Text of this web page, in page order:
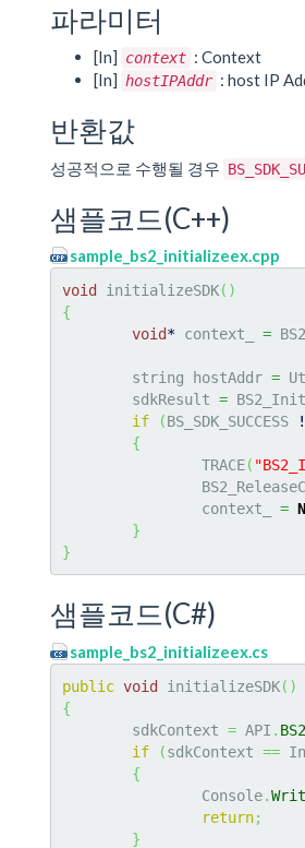
파라미터
[In] context : Context
[In] hostIPAddr : host IP
반환값
성공적으로 수행될 경우
샘플코드(C++)
sample_bs2_initializeex.cpp
void initializeSDK( )
{
void* context_ =
	string hostAddr
=
	sdkResult
=
if
(BS_SDK_SUCCESS !
{
		TRACE
(
		context_
=
}
}
샘플코드(C#)
sample_bs2_initializeex.cs
public void initializeSDK( )
{
	sdkContext
= API .
if
(sdkContext ==
{
		Console
.
return;
}